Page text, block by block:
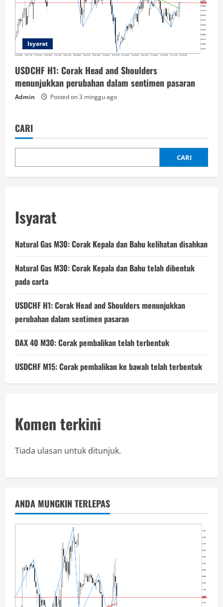
Isyarat
USDCHF H1: Corak Head and Shoulders
menunjukkan perubahan dalam sentimen pasaran
Admin Posted on 3 minggu ago
CARI
CARI
Isyarat
Natural Gas M30: Corak Kepala dan Bahu kelihatan disahkan
Natural Gas M30: Corak Kepala dan Bahu telah dibentuk
pada carta
USDCHF H1: Corak Head and Shoulders menunjukkan
perubahan dalam sentimen pasaran
DAX 40 M30: Corak pembalikan telah terbentuk
USDCHF M15: Corak pembalikan ke bawah telah terbentuk
Komen terkini
Tiada ulasan untuk ditunjuk.
ANDA MUNGKIN TERLEPAS